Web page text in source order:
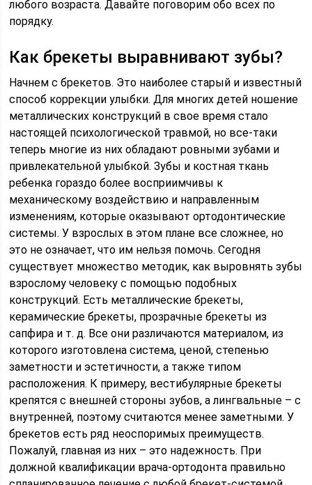
любого возраста. Давайте поговорим обо всех по
порядку.
Как брекеты выравнивают зубы?
Начнем с брекетов. Это наиболее старый и известный
способ коррекции улыбки. Для многих детей ношение
металлических конструкций в свое время стало
настоящей психологической травмой, но все-таки
теперь многие из них обладают ровными зубами и
привлекательной улыбкой. Зубы и костная ткань
ребенка гораздо более восприимчивы к
механическому воздействию и направленным
изменениям, которые оказывают ортодонтические
системы. У взрослых в этом плане все сложнее, но
это не означает, что им нельзя помочь. Сегодня
существует множество методик, как выровнять зубы
взрослому человеку с помощью подобных
конструкций. Есть металлические брекеты,
керамические брекеты, прозрачные брекеты из
сапфира и т. д. Все они различаются материалом, из
которого изготовлена система, ценой, степенью
заметности и эстетичности, а также типом
расположения. К примеру, вестибулярные брекеты
крепятся с внешней стороны зубов, а лингвальные – с
внутренней, поэтому считаются менее заметными. У
брекетов есть ряд неоспоримых преимуществ.
Пожалуй, главная из них – это надежность. При
должной квалификации врача-ортодонта правильно